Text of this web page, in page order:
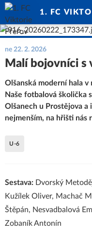
1. FC
ne 22. 2. 2026
Malí bojovníci s
Olšanská moderní hala
Naše fotbalová školička
Olšanech u Prostějova
nejmenším, na hřišti nás
U-6
Sestava: Dvorský
Kužílek Oliver, Machač
Štěpán, Nesvadbalová
Zobaník Antonín